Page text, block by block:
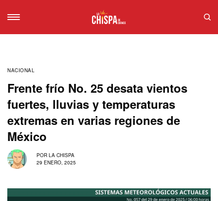
NACIONAL
Frente frío No. 25 desata vientos
fuertes, lluvias y temperaturas
extremas en varias regiones de
México
POR LA CHISPA
29 ENERO, 2025